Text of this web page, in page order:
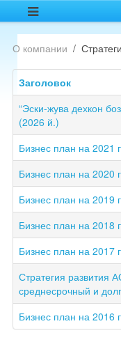
О компании
Заголовок
“Эски-жува дехкон
(2026 й.)
Бизнес план на 2021
Бизнес план на 2020
Бизнес план на 2019
Бизнес план на 2018
Бизнес план на 2017
Стратегия развития
среднесрочный и
Бизнес план на 2016